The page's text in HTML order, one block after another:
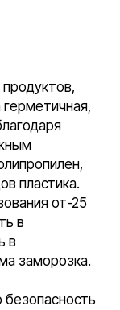
пластика.
от-25
в
в
заморозка.